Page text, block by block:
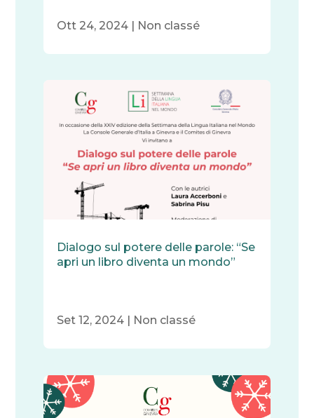
Ott 24, 2024 Non classé
Dialogo sul potere delle parole: “Se
apri un libro diventa un mondo”
Set 12, 2024 Non classé